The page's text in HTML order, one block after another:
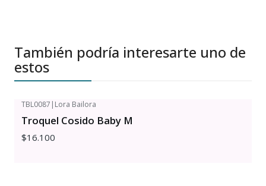
También podría interesarte uno de
estos
TBL0087 | Lora Bailora
Troquel Cosido Baby M
$16.100